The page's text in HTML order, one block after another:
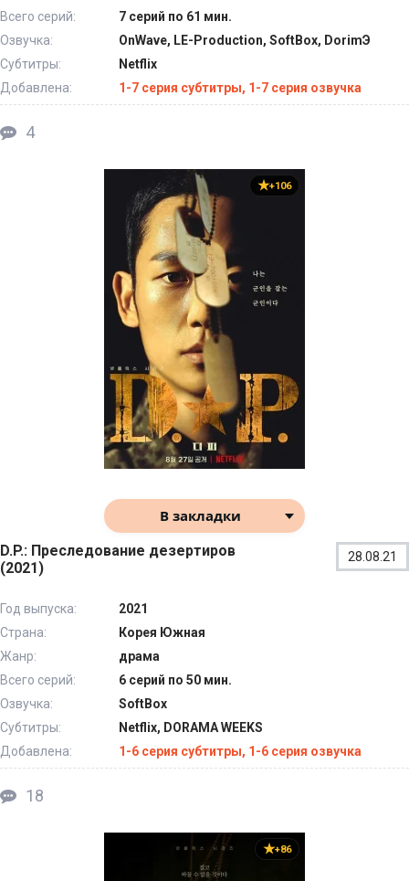
Всего серий:
7 серий по 61 мин.
Озвучка:
OnWave, LE-Production, SoftBox, DorimЭ
Субтитры:
Netflix
Добавлена:
1-7 серия субтитры, 1-7 серия озвучка
4
+106
В закладки
D.P.: Преследование дезертиров
(2021)
28.08.21
Год выпуска:
2021
Страна:
Корея Южная
Жанр:
драма
Всего серий:
6 серий по 50 мин.
Озвучка:
SoftBox
Субтитры:
Netflix, DORAMA WEEKS
Добавлена:
1-6 серия субтитры, 1-6 серия озвучка
18
+86